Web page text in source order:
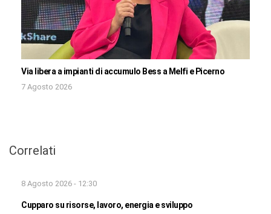
Via libera a impianti di accumulo Bess a Melfi e Picerno
7 Agosto 2026
Correlati
8 Agosto 2026 - 12:30
Cupparo su risorse, lavoro, energia e sviluppo